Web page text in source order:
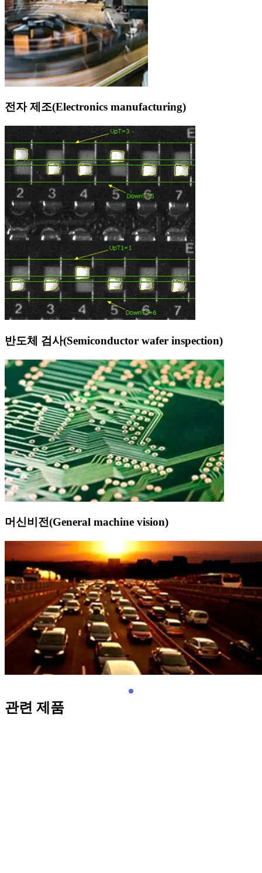
전자 제조(Electronics manufacturing)
반도체 검사(Semiconductor wafer inspection)
머신비전(General machine vision)
관련 제품